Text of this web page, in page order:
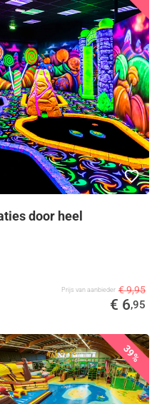
door heel
Prijs van aanbieder € 9,95
€ 6,95
39%